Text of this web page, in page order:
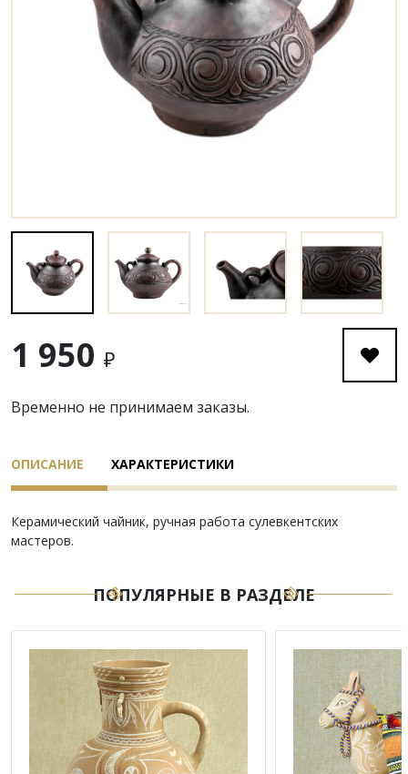
1 950 ₽
Временно не принимаем заказы.
ОПИСАНИЕ ХАРАКТЕРИСТИКИ
Керамический чайник, ручная работа сулевкентских
мастеров.
ПОПУЛЯРНЫЕ В РАЗДЕЛЕ